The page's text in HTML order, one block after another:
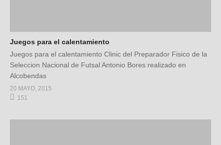
Juegos para el calentamiento
Juegos para el calentamiento Clinic del Preparador Fisico de la
Seleccion Nacional de Futsal Antonio Bores realizado en
Alcobendas
20 MAYO, 2015
151